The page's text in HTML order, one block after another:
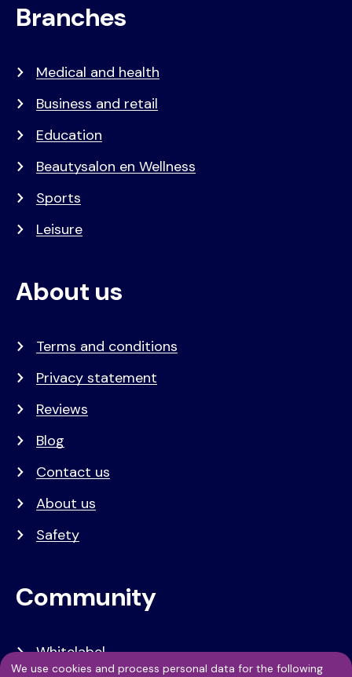
Branches
Medical and health
Business and retail
Education
Beautysalon en Wellness
Sports
Leisure
About us
Terms and conditions
Privacy statement
Reviews
Blog
Contact us
About us
Safety
Community
Whitelabel
We use cookies and process personal data for the following